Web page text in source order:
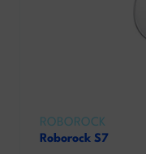
ROBOROCK
Roborock S7